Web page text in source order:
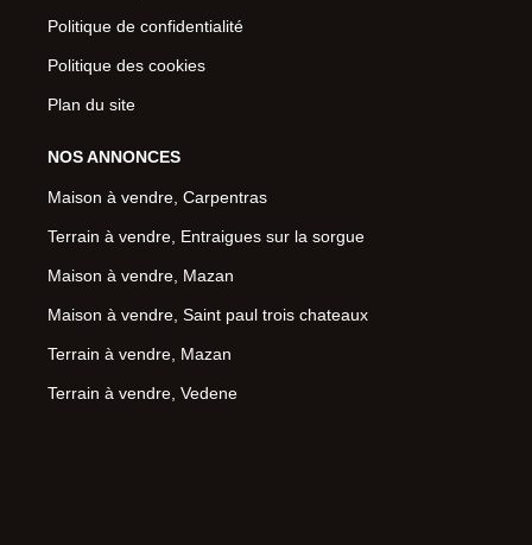
Politique de confidentialité
Politique des cookies
Plan du site
NOS ANNONCES
Maison à vendre, Carpentras
Terrain à vendre, Entraigues sur la sorgue
Maison à vendre, Mazan
Maison à vendre, Saint paul trois chateaux
Terrain à vendre, Mazan
Terrain à vendre, Vedene